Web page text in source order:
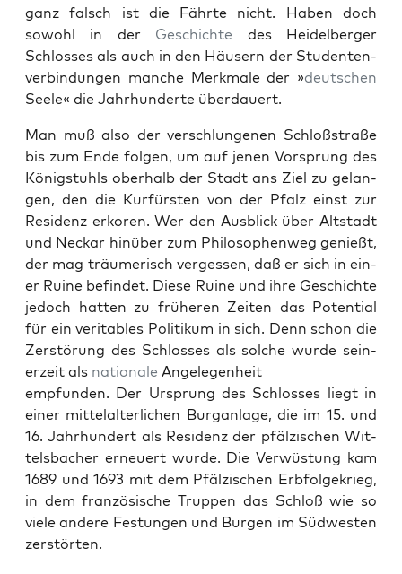
ganz falsch ist die Fährte nicht. Haben doch
sowohl in der Geschichte des Hei­del­berg­er
Schloss­es als auch in den Häusern der Stu­den­ten­
verbindun­gen manche Merk­male der »deutschen
Seele« die Jahrhun­derte über­dauert.
Man muß also der ver­schlun­genen Schloßs­traße
bis zum Ende fol­gen, um auf jenen Vor­sprung des
Königstuhls ober­halb der Stadt ans Ziel zu gelan­
gen, den die Kur­fürsten von der Pfalz einst zur
Res­i­denz erko­ren. Wer den Aus­blick über Alt­stadt
und Neckar hinüber zum Philosophen­weg genießt,
der mag träumerisch vergessen, daß er sich in ein­
er Ruine befind­et. Diese Ruine und ihre Geschichte
jedoch hat­ten zu früheren Zeit­en das Poten­tial
für ein ver­i­ta­bles Poli­tikum in sich. Denn schon die
Zer­störung des Schloss­es als solche wurde sein­
erzeit als nationale Angele­gen­heit
emp­fun­den. Der Ursprung des Schloss­es liegt in
ein­er mit­te­lal­ter­lichen Bur­gan­lage, die im 15. und
16. Jahrhun­dert als Res­i­denz der pfälzis­chen Wit­
tels­bach­er erneuert wurde. Die Ver­wüs­tung kam
1689 und 1693 mit dem Pfälzis­chen Erb­fol­gekrieg,
in dem franzö­sis­che Trup­pen das Schloß wie so
viele andere Fes­tun­gen und Bur­gen im Süd­west­en
zer­störten.